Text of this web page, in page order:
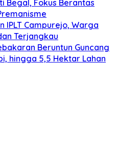
Begal, Fokus Berantas
IPLT Campurejo, Warga
Terjangkau
Beruntun Guncang
hingga 5,5 Hektar Lahan